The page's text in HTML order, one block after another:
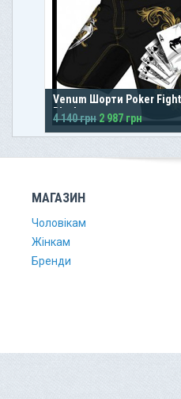
Venum Шорти Poker Fight
Black
4 140 грн 2 987 грн
МАГАЗИН
Чоловікам
Жінкам
Бренди